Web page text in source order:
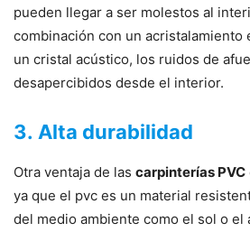
pueden llegar a ser molestos al
combinación con un acristalamiento
un cristal acústico, los ruidos de
desapercibidos desde el interior.
3. Alta durabilidad
Otra ventaja de las carpinterías PVC
ya que el pvc es un material
del medio ambiente como el sol o el